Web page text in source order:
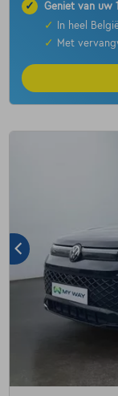
✓
Geniet van uw
✓
In heel
✓
Met